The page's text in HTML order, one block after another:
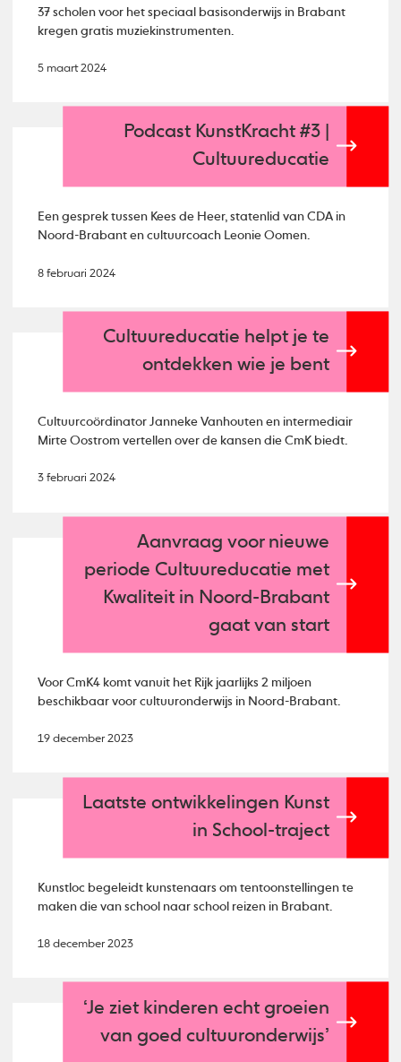
37 scholen voor het speciaal basisonderwijs in Brabant
kregen gratis muziekinstrumenten.
5 maart 2024
Podcast KunstKracht #3 |
Cultuureducatie
Een gesprek tussen Kees de Heer, statenlid van CDA in
Noord-Brabant en cultuurcoach Leonie Oomen.
8 februari 2024
Cultuureducatie helpt je te
ontdekken wie je bent
Cultuurcoördinator Janneke Vanhouten en intermediair
Mirte Oostrom vertellen over de kansen die CmK biedt.
3 februari 2024
Aanvraag voor nieuwe
periode Cultuureducatie met
Kwaliteit in Noord-Brabant
gaat van start
Voor CmK4 komt vanuit het Rijk jaarlijks 2 miljoen
beschikbaar voor cultuuronderwijs in Noord-Brabant.
19 december 2023
Laatste ontwikkelingen Kunst
in School-traject
Kunstloc begeleidt kunstenaars om tentoonstellingen te
maken die van school naar school reizen in Brabant.
18 december 2023
‘Je ziet kinderen echt groeien
van goed cultuuronderwijs’